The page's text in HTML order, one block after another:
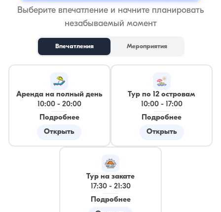
Выберите впечатление и начните планировать
незабываемый момент
Впечатления Мероприятия
Аренда на полный день
10:00- 20:00
Подробнее
Открыть
Тур по 12 островам
10:00-
17:00
Подробнее
Открыть
Тур на закате
17:30- 21:30
Подробнее